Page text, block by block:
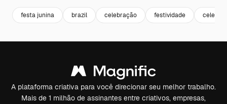
festa junina brazil celebração festividade
A plataforma criativa para você direcionar seu melhor trabalho.
Mais de 1 milhão de assinantes entre criativos, empresas,